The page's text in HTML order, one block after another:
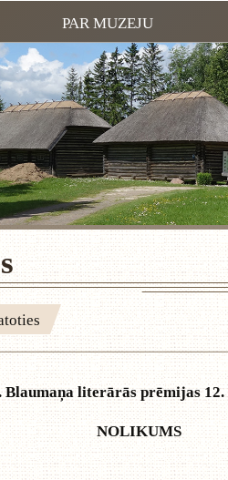
PAR MUZEJU
Blaumaņa literārās prēmijas 12.
NOLIKUMS